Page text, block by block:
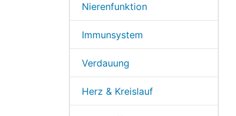
Nierenfunktion
Immunsystem
Verdauung
Herz & Kreislauf